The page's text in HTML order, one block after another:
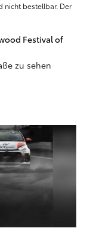
nicht bestellbar. Der
Festival of
zu sehen